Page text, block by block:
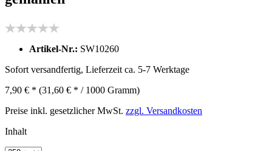
Artikel-Nr.: SW10260
Sofort versandfertig, Lieferzeit ca. 5-7 Werktage
7,90 € * (31,60 € * / 1000 Gramm)
Preise inkl. gesetzlicher MwSt. zzgl. Versandkosten
Inhalt